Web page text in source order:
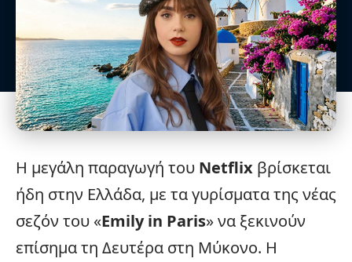
Η μεγάλη παραγωγή του Netflix βρίσκεται
ήδη στην Ελλάδα, με τα γυρίσματα της νέας
σεζόν του «Emily in Paris» να ξεκινούν
επίσημα τη Δευτέρα στη Μύκονο. Η